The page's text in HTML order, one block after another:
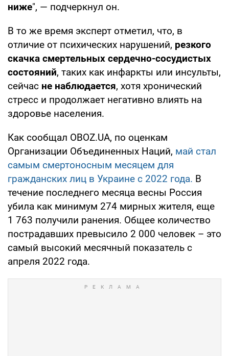
ниже", — подчеркнул он.
В то же время эксперт отметил, что, в
отличие от психических нарушений, резкого
скачка смертельных сердечно-сосудистых
состояний, таких как инфаркты или инсульты,
сейчас не наблюдается, хотя хронический
стресс и продолжает негативно влиять на
здоровье населения.
Как сообщал OBOZ.UA, по оценкам
Организации Объединенных Наций, май стал
самым смертоносным месяцем для
гражданских лиц в Украине с 2022 года. В
течение последнего месяца весны Россия
убила как минимум 274 мирных жителя, еще
1 763 получили ранения. Общее количество
пострадавших превысило 2 000 человек – это
самый высокий месячный показатель с
апреля 2022 года.